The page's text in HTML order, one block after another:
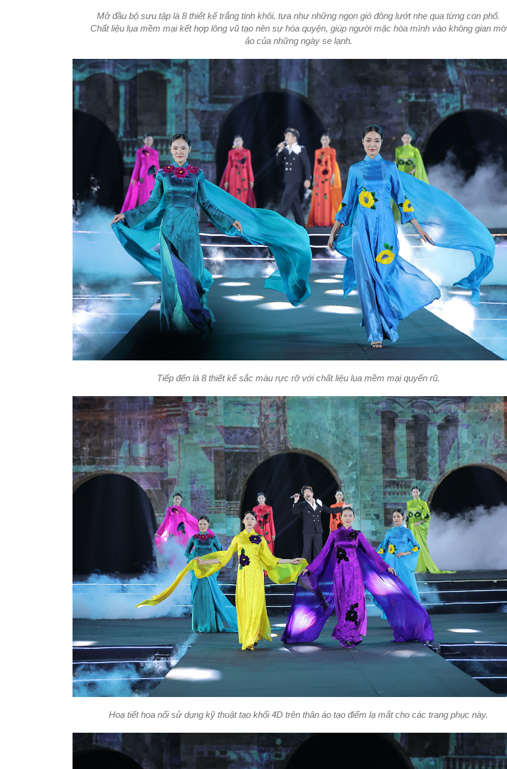
Mở đầu bộ sưu tập là 8 thiết kế trắng tinh khôi, tựa như những ngọn gió đông lướt nhẹ qua từng con phố.
Chất liệu lụa mềm mại kết hợp lông vũ tạo nên sự hòa quyện, giúp người mặc hòa mình vào không gian mờ
ảo của những ngày se lạnh.
Tiếp đến là 8 thiết kế sắc màu rực rỡ với chất liệu lụa mềm mại quyến rũ.
Hoạ tiết hoa nổi sử dụng kỹ thuật tạo khối 4D trên thân áo tạo điểm lạ mắt cho các trang phục này.